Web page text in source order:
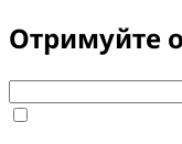
Отримуйте